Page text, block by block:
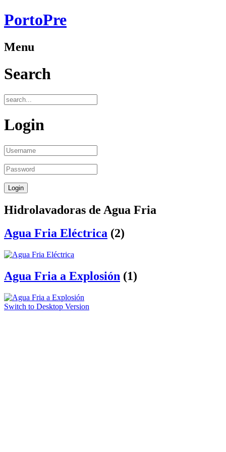
PortoPre
Menu
Search
Login
Hidrolavadoras de Agua Fria
Agua Fria Eléctrica (2)
Agua Fria a Explosión (1)
Switch to Desktop Version